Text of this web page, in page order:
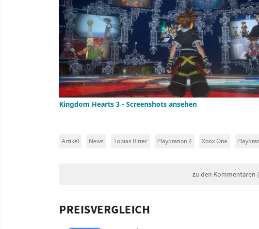
Kingdom Hearts 3 - Screenshots ansehen
Artikel News Tobias Ritter PlayStation 4 Xbox One
zu den Kommentaren
PREISVERGLEICH